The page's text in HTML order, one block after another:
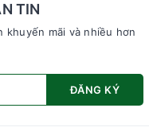
TIN
khuyến mãi và nhiều hơn
ĐĂNG KÝ